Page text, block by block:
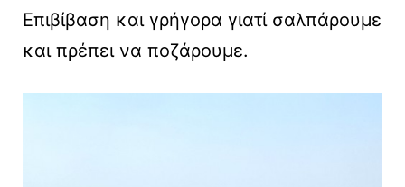
Επιβίβαση και γρήγορα γιατί σαλπάρουμε
και πρέπει να ποζάρουμε.